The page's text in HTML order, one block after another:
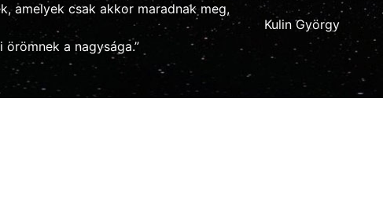
amelyek csak akkor maradnak meg,
a nagysága.”
Kulin György